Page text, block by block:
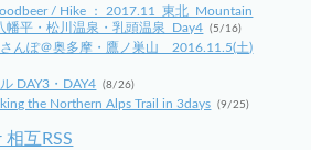
/ Hike ： 2017.11_東北_Mountain
幡平・松川温泉・乳頭温泉_Day4 (5/16)
んぽ＠奥多摩・鷹ノ巣山 2016.11.5(土)
DAY3・DAY4 (8/26)
the Northern Alps Trail in 3days (9/25)
互RSS